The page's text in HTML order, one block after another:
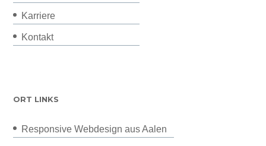
Karriere
Kontakt
ORT LINKS
Responsive Webdesign aus Aalen